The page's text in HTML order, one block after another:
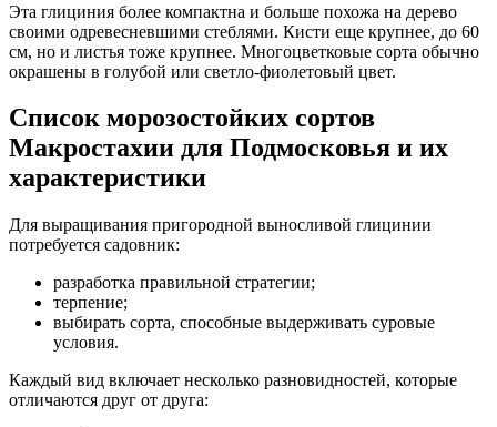
Эта глициния более компактна и больше похожа на дерево
своими одревесневшими стеблями. Кисти еще крупнее, до 60
см, но и листья тоже крупнее. Многоцветковые сорта обычно
окрашены в голубой или светло-фиолетовый цвет.
Список морозостойких сортов
Макростахии для Подмосковья и их
характеристики
Для выращивания пригородной выносливой глицинии
потребуется садовник:
разработка правильной стратегии;
терпение;
выбирать сорта, способные выдерживать суровые
условия.
Каждый вид включает несколько разновидностей, которые
отличаются друг от друга: